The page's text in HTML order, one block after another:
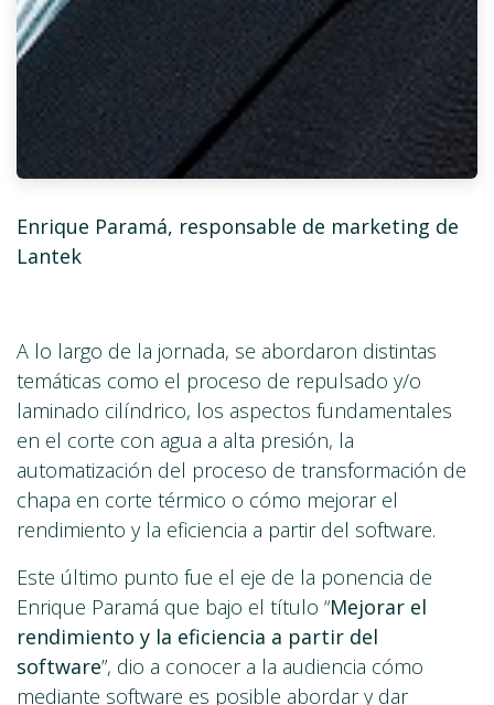
Enrique Paramá, responsable de marketing de
Lantek
A lo largo de la jornada, se abordaron distintas
temáticas como el proceso de repulsado y/o
laminado cilíndrico, los aspectos fundamentales
en el corte con agua a alta presión, la
automatización del proceso de transformación de
chapa en corte térmico o cómo mejorar el
rendimiento y la eficiencia a partir del software.
Este último punto fue el eje de la ponencia de
Enrique Paramá que bajo el título “Mejorar el
rendimiento y la eficiencia a partir del
software”, dio a conocer a la audiencia cómo
mediante software es posible abordar y dar